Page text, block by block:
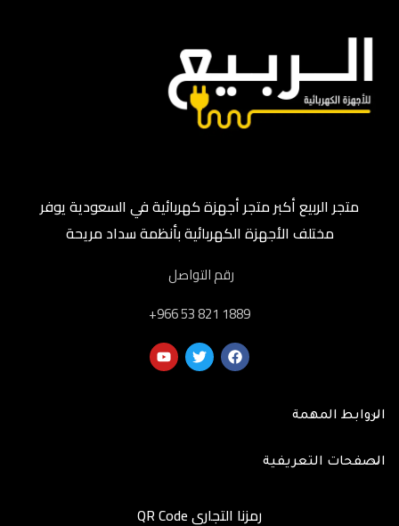
متجر الربيع أكبر متجر أجهزة كهربائية في السعودية يوفر
مختلف الأجهزة الكهربائية بأنظمة سداد مريحة
رقم التواصل
‎+966 53 821 1889
الروابط المهمة
الصفحات التعريفية
رمزنا التجاري QR Code